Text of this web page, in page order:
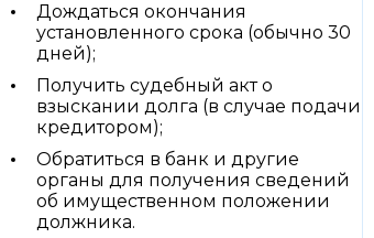
Дождаться окончания
установленного срока (обычно 30
дней);
Получить судебный акт о
взыскании долга (в случае подачи
кредитором);
Обратиться в банк и другие
органы для получения сведений
об имущественном положении
должника.